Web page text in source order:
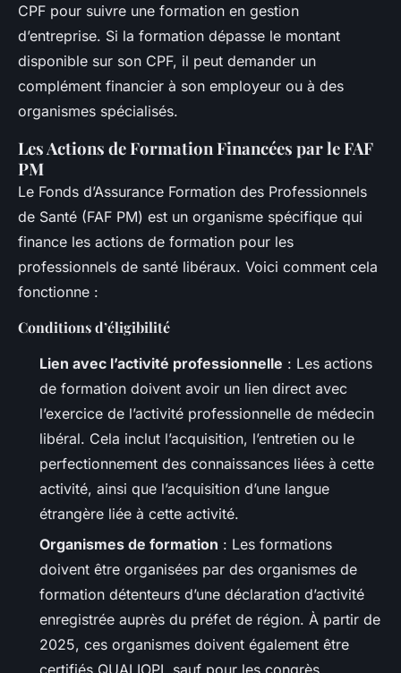
CPF pour suivre une formation en gestion
d’entreprise. Si la formation dépasse le montant
disponible sur son CPF, il peut demander un
complément financier à son employeur ou à des
organismes spécialisés.
Les Actions de Formation Financées par le FAF
PM
Le Fonds d’Assurance Formation des Professionnels
de Santé (FAF PM) est un organisme spécifique qui
finance les actions de formation pour les
professionnels de santé libéraux. Voici comment cela
fonctionne :
Conditions d’éligibilité
Lien avec l’activité professionnelle : Les actions
de formation doivent avoir un lien direct avec
l’exercice de l’activité professionnelle de médecin
libéral. Cela inclut l’acquisition, l’entretien ou le
perfectionnement des connaissances liées à cette
activité, ainsi que l’acquisition d’une langue
étrangère liée à cette activité.
Organismes de formation : Les formations
doivent être organisées par des organismes de
formation détenteurs d’une déclaration d’activité
enregistrée auprès du préfet de région. À partir de
2025, ces organismes doivent également être